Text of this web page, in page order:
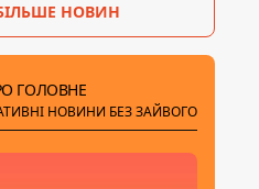
НОВИН
ГОЛОВНЕ
НОВИНИ БЕЗ ЗАЙВОГО